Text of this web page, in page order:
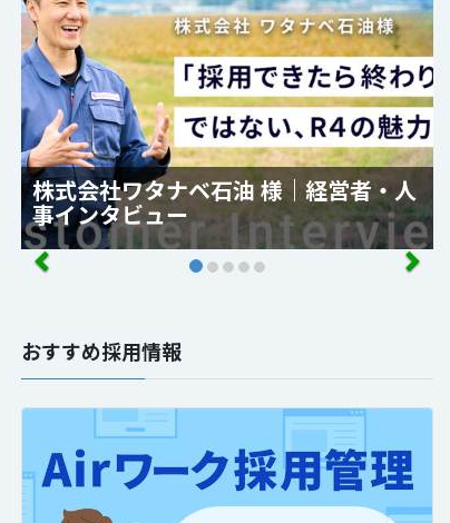
株式会社ワタナベ石油 様｜経営者・人
事インタビュー
おすすめ採用情報